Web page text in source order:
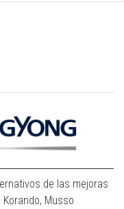
de las mejoras
Musso